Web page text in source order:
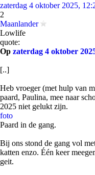
zaterdag 4 oktober 2025,
2
Maanlander
Lowlife
quote:
Op zaterdag 4 oktober
[..]
Heb vroeger (met hulp van
paard, Paulina, mee naar
2025 niet gelukt zijn.
foto
Paard in de gang.
Bij ons stond de gang vol
katten enzo. Één keer
geit.